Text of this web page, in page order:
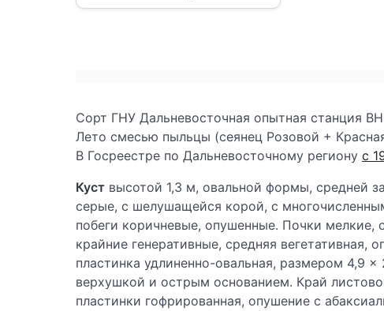
Сорт ГНУ Дальневосточная опытная станция
Лето смесью пыльцы (сеянец Розовой +
В Госреестре по Дальневосточному региону с
Куст высотой 1,3 м, овальной формы, средней
серые, с шелушащейся корой, с
побеги коричневые, опушенные. Почки
крайние генеративные, средняя вегетативная,
пластинка удлиненно-овальная, размером 4,9
верхушкой и острым основанием. Край
пластинки гофрированная, опушение с